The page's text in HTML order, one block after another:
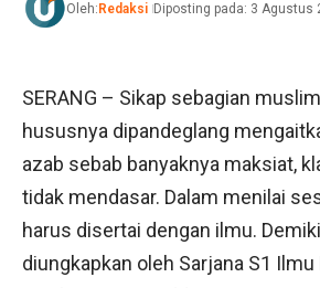
Oleh: Redaksi Diposting pada: 3 Agustus
SERANG – Sikap sebagian
hususnya dipandeglang
azab sebab banyaknya maksiat,
tidak mendasar. Dalam menilai
harus disertai dengan ilmu.
diungkapkan oleh Sarjana S1